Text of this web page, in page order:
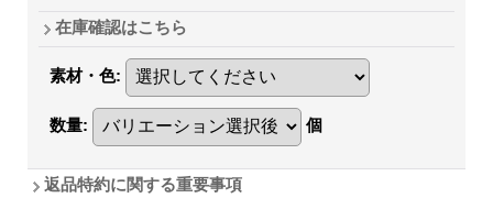
在庫確認はこちら
素材・色:
数量: 個
返品特約に関する重要事項